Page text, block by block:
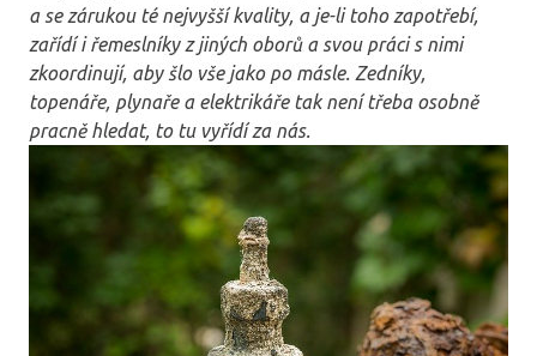
a se zárukou té nejvyšší kvality, a je-li toho zapotřebí,
zařídí i řemeslníky z jiných oborů a svou práci s nimi
zkoordinují, aby šlo vše jako po másle. Zedníky,
topenáře, plynaře a elektrikáře tak není třeba osobně
pracně hledat, to tu vyřídí za nás.